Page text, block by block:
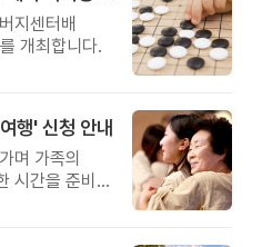
지센터배
개최합니다.
행' 신청 안내
며 가족의
시간을 준비해